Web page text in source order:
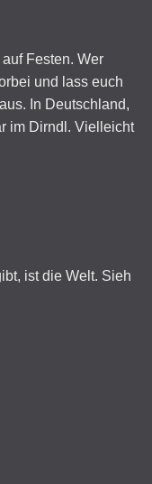
Festen. Wer
und lass euch
In Deutschland,
im Dirndl. Vielleicht
ist die Welt. Sieh